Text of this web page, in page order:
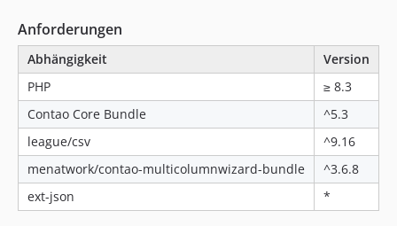
0.2.6
0.2.5
0.2.4
0.2.3
0.2.2
0.2.1
0.2.0
0.1.0
dev-bugfix/correct-dataType-for-geo-cordinates
Anforderungen
Abhängigkeit
Version
PHP
≥ 8.3
Contao Core Bundle
^5.3
league/csv
^9.16
menatwork/contao-multicolumnwizard-bundle
^3.6.8
ext-json
*